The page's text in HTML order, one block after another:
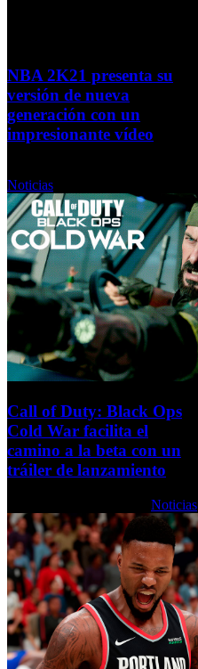
NBA 2K21 presenta su
versión de nueva
generación con un
impresionante vídeo
Noticias
Call of Duty: Black Ops
Cold War facilita el
camino a la beta con un
tráiler de lanzamiento
Noticias